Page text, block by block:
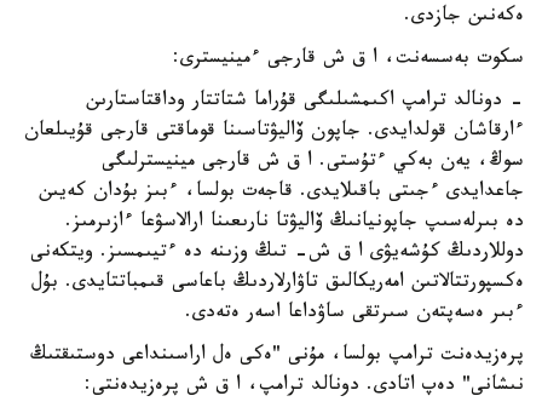
ەكەنىن جازدى.
سكوت بەسسەنت، ا ق ش قارجى ءمينيسترى:
- دونالد ترامپ اكىمشىلىگى قۇراما شتاتتار وداقتاستارىن
ءارقاشان قولدايدى. جاپون ۆاليۋتاسىنا قوماقتى قارجى قۇيىلعان
سوڭ، يەن بەكي ءتۇستى. ا ق ش قارجى مينيسترلىگى
جاعدايدى ءجىتى باقىلايدى. قاجەت بولسا، ءبىز بۇدان كەيىن
دە بىرلەسىپ جاپونيانىڭ ۆاليۋتا نارىعىنا ارالاسۋعا ءازىرمىز.
دوللاردىڭ كۇشەيۋى ا ق ش- تىڭ وزىنە دە ءتيىمسىز. ويتكەنى
ەكسپورتتالاتىن امەريكالىق تاۋارلاردىڭ باعاسى قىمباتتايدى. بۇل
ءبىر ەسەپتەن سىرتقى ساۋداعا اسەر ەتەدى.
پرەزيدەنت ترامپ بولسا، مۇنى "ەكى ەل اراسىنداعى دوستىقتىڭ
نىشانى" دەپ اتادى. دونالد ترامپ، ا ق ش پرەزيدەنتى: